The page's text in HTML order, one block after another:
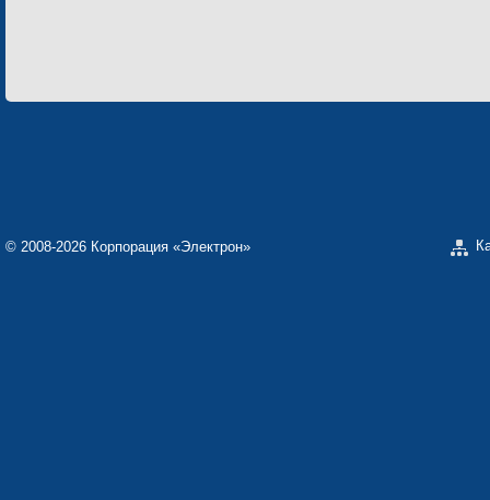
© 2008-2026 Корпорация «Электрон»